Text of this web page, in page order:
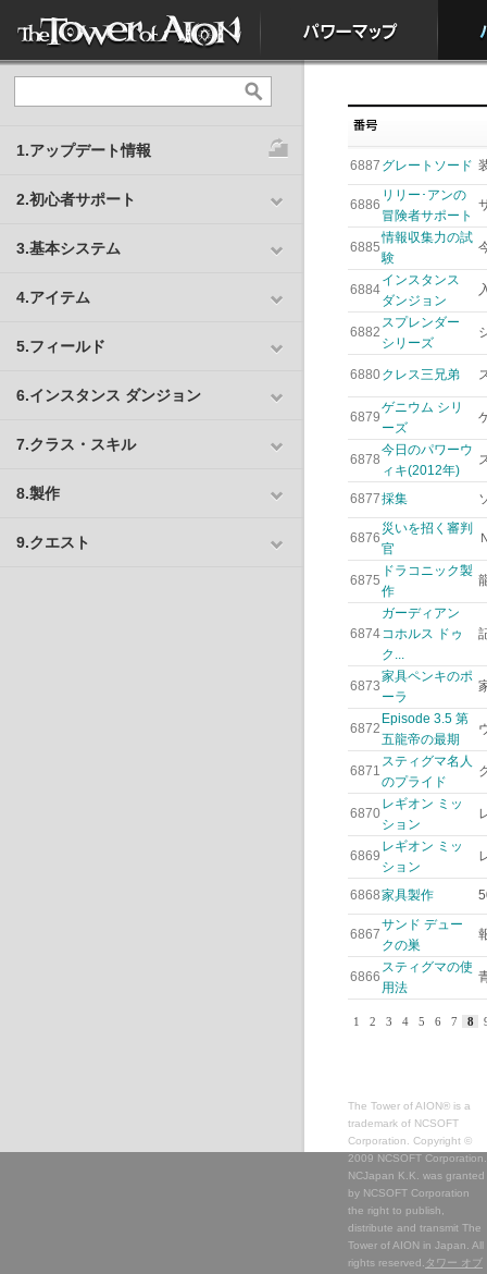
1.アップデート情報
2.初心者サポート
3.基本システム
4.アイテム
5.フィールド
6.インスタンス ダンジョン
7.クラス・スキル
8.製作
9.クエスト
6887 グレートソード
6886
リリー･アンの
冒険者サポート
6885
情報収集力の試
験
6884
インスタンス
ダンジョン
6882
スプレンダー
シリーズ
6880クレス三兄弟
6879
ゲニウム シリ
ーズ
6878
今日のパワーウ
ィキ(2012年)
6877採集
6876
災いを招く審判
官
6875
ドラコニック製
作
6874
ガーディアン
コホルス ドゥ
ク...
6873
家具ペンキのポ
ーラ
6872
Episode 3.5 第
五龍帝の最期
6871
スティグマ名人
のプライド
6870
レギオン ミッ
ション
6869
レギオン ミッ
ション
6868家具製作
6867
サンド デュー
クの巣
6866
スティグマの使
用法
1 2 3 4 5 6 7 8
The Tower of AION® is a
trademark of NCSOFT
Corporation. Copyright ©
2009 NCSOFT Corporation.
NCJapan K.K. was granted
by NCSOFT Corporation
the right to publish,
distribute and transmit The
Tower of AION in Japan. All
rights reserved. タワー オブ